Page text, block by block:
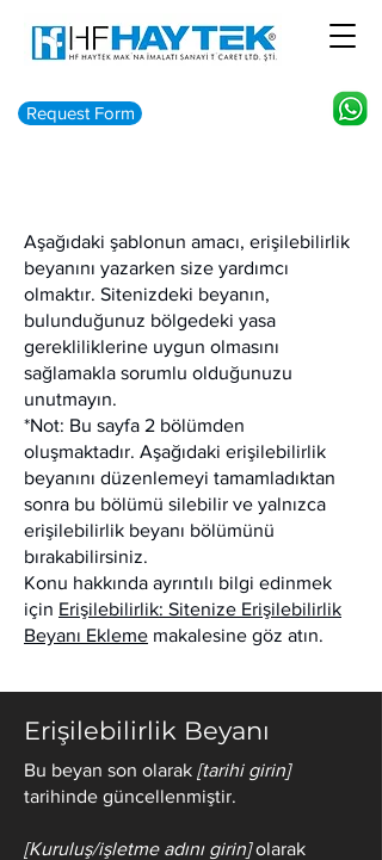
Request Form
Aşağıdaki şablonun amacı, erişilebilirlik
beyanını yazarken size yardımcı
olmaktır. Sitenizdeki beyanın,
bulunduğunuz bölgedeki yasa
gerekliliklerine uygun olmasını
sağlamakla sorumlu olduğunuzu
unutmayın.
*Not: Bu sayfa 2 bölümden
oluşmaktadır. Aşağıdaki erişilebilirlik
beyanını düzenlemeyi tamamladıktan
sonra bu bölümü silebilir ve yalnızca
erişilebilirlik beyanı bölümünü
bırakabilirsiniz.
Konu hakkında ayrıntılı bilgi edinmek
için Erişilebilirlik: Sitenize Erişilebilirlik
Beyanı Ekleme makalesine göz atın.
Erişilebilirlik Beyanı
Bu beyan son olarak [tarihi girin]
tarihinde güncellenmiştir.
[Kuruluş/işletme adını girin]olarak